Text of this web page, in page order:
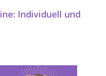
Individuell und